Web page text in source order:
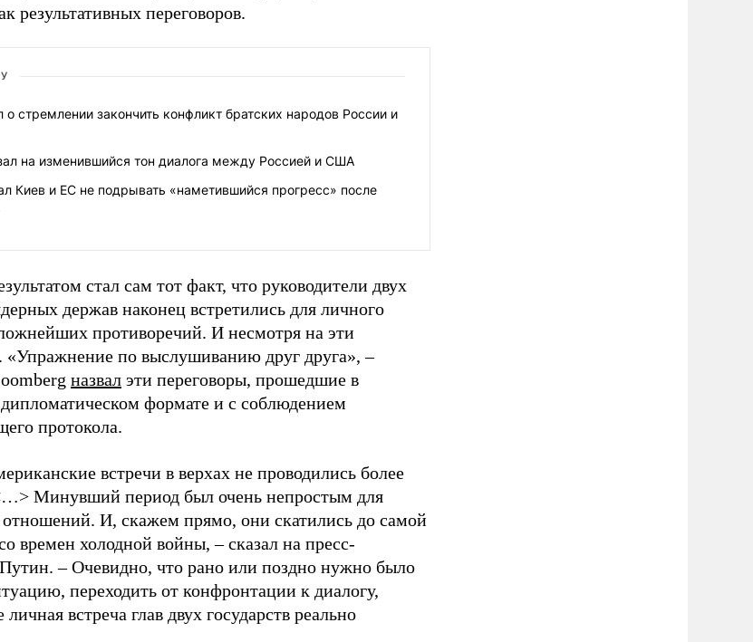
результативных переговоров.
о стремлении закончить конфликт братских народов России и
на изменившийся тон диалога между Россией и США
Киев и ЕС не подрывать «наметившийся прогресс» после
стал сам тот факт, что руководители двух
держав наконец встретились для личного
противоречий. И несмотря на эти
«Упражнение по выслушиванию друг друга», –
назвал эти переговоры, прошедшие в
формате и с соблюдением
протокола.
встречи в верхах не проводились более
Минувший период был очень непростым для
отношений. И, скажем прямо, они скатились до самой
времен холодной войны, – сказал на пресс-
– Очевидно, что рано или поздно нужно было
переходить от конфронтации к диалогу,
встреча глав двух государств реально